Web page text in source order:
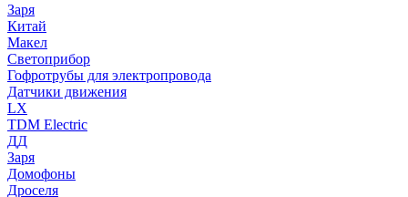
Заря
Китай
Макел
Светоприбор
Гофротрубы для электропровода
Датчики движения
LX
TDM Electric
ДД
Заря
Домофоны
Дроселя